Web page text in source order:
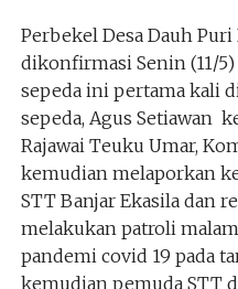
Perbekel Desa Dauh
dikonfirmasi Senin (11/
sepeda ini pertama kali
sepeda, Agus Setiawan
Rajawai Teuku Umar,
kemudian melaporkan
STT Banjar Ekasila dan
melakukan patroli
pandemi covid 19 pada
kemudian pemuda STT